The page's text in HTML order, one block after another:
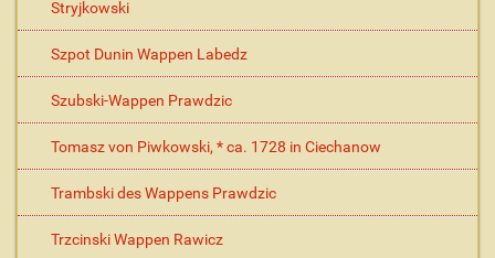
Stryjkowski
Szpot Dunin Wappen Labedz
Szubski-Wappen Prawdzic
Tomasz von Piwkowski, * ca. 1728 in Ciechanow
Trambski des Wappens Prawdzic
Trzcinski Wappen Rawicz